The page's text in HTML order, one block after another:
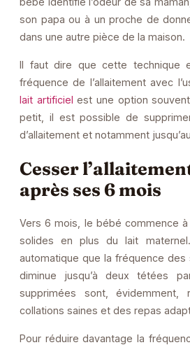
son papa ou à un proche de
dans une autre pièce de la maison.
Il faut dire que cette technique
fréquence de l’allaitement avec
lait artificiel est une option
petit, il est possible de
d’allaitement et notamment
Cesser
après ses 6 mois
Vers 6 mois, le bébé commence
solides en plus du lait
automatique que la fréquence des
diminue jusqu’à deux tétées
supprimées sont, évidemment,
collations saines et des repas
Pour réduire davantage la